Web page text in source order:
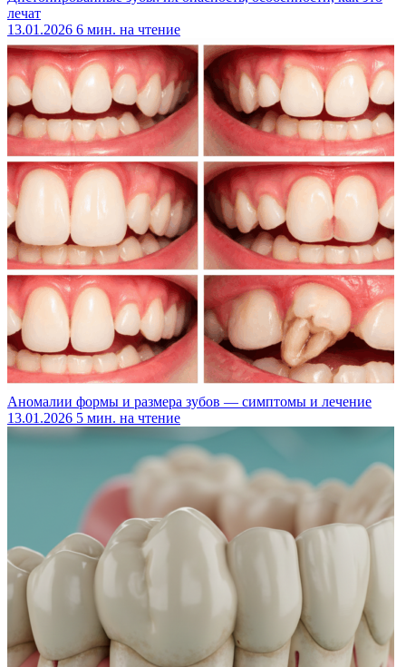
лечат
13.01.2026 6 мин. на чтение
Аномалии формы и размера зубов — симптомы и лечение
13.01.2026 5 мин. на чтение